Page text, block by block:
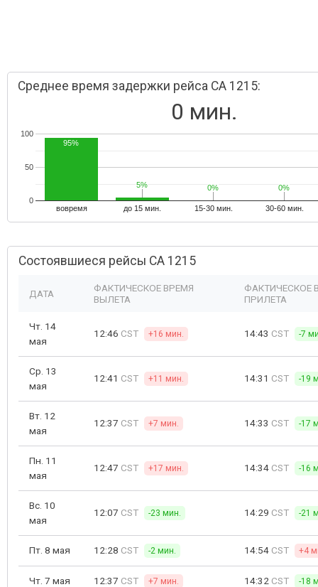
Среднее время задержки рейса CA 1215:
0 мин.
вовремя до 15 мин. 15-30 мин. 30-60 мин.
0
50
100
95%
5%
5% 0%
0% 0%
0%
Состоявшиеся рейсы CA 1215
ДАТА
ФАКТИЧЕСКОЕ ВРЕМЯ
ВЫЛЕТА
ФАКТИЧЕСКОЕ
ПРИЛЕТА
Чт. 14
мая
12:46 CST +16 мин. 14:43 CST -7
Ср. 13
мая
12:41 CST +11 мин. 14:31 CST -19
Вт. 12
мая
12:37 CST +7 мин. 14:33 CST -17
Пн. 11
мая
12:47 CST +17 мин. 14:34 CST -16
Вс. 10
мая
12:07 CST -23 мин. 14:29 CST -21
Пт. 8 мая 12:28 CST -2 мин. 14:54 CST +4
Чт. 7 мая 12:37 CST +7 мин. 14:32 CST -18